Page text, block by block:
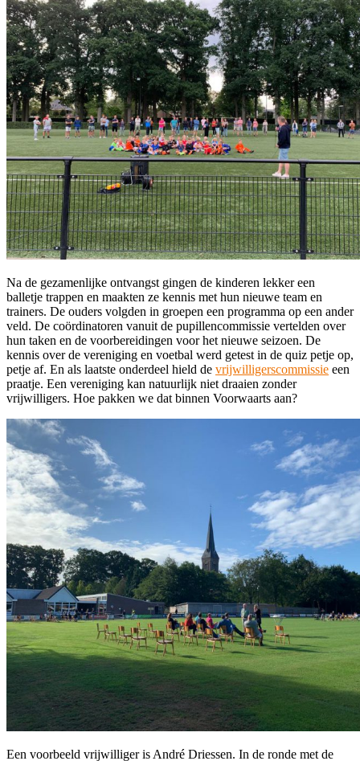
Na de gezamenlijke ontvangst gingen de kinderen lekker een
balletje trappen en maakten ze kennis met hun nieuwe team en
trainers. De ouders volgden in groepen een programma op een ander
veld. De coördinatoren vanuit de pupillencommissie vertelden over
hun taken en de voorbereidingen voor het nieuwe seizoen. De
kennis over de vereniging en voetbal werd getest in de quiz petje op,
petje af. En als laatste onderdeel hield de vrijwilligerscommissie een
praatje. Een vereniging kan natuurlijk niet draaien zonder
vrijwilligers. Hoe pakken we dat binnen Voorwaarts aan?
Een voorbeeld vrijwilliger is André Driessen. In de ronde met de